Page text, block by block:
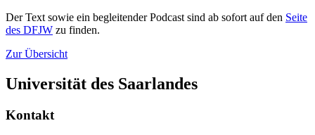
Der Text sowie ein begleitender Podcast sind ab sofort auf den Seite
des DFJW zu finden.
Zur Übersicht
Universität des Saarlandes
Kontakt